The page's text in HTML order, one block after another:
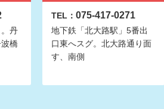
丹
橋
TEL： 075-417-0271
地下鉄「北大路駅」5番出
口東へスグ。北大路通り面
す、南側